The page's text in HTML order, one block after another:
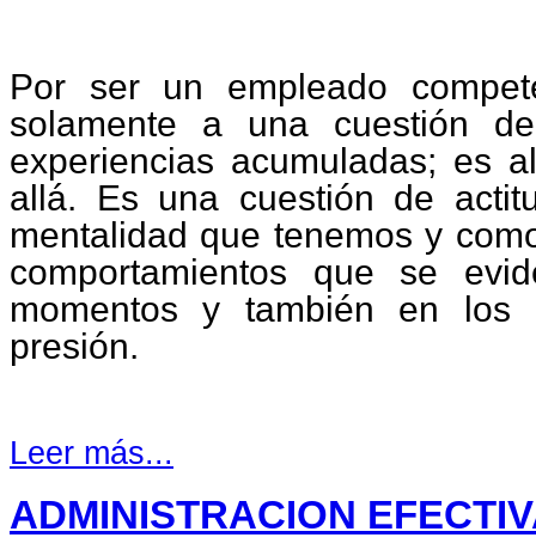
Por ser un empleado
solamente a una cuestión
experiencias acumuladas; es
allá. Es una cuestión de
mentalidad que tenemos y
comportamientos que se
momentos y también en los
presión.
Leer más...
ADMINISTRACION